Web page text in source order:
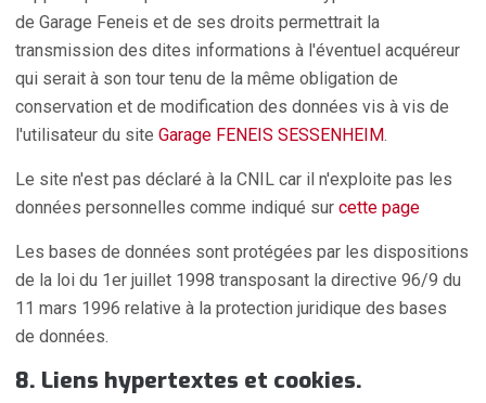
de Garage Feneis et de ses droits permettrait la
transmission des dites informations à l'éventuel acquéreur
qui serait à son tour tenu de la même obligation de
conservation et de modification des données vis à vis de
l'utilisateur du siteGarage FENEIS SESSENHEIM.
Le site n'est pas déclaré à la CNIL car il n'exploite pas les
données personnelles comme indiqué surcette page
Les bases de données sont protégées par les dispositions
de la loi du 1er juillet 1998 transposant la directive 96/9 du
11 mars 1996 relative à la protection juridique des bases
de données.
8. Liens hypertextes et cookies.